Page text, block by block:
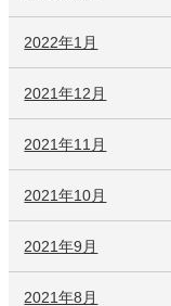
2022年1月
2021年12月
2021年11月
2021年10月
2021年9月
2021年8月